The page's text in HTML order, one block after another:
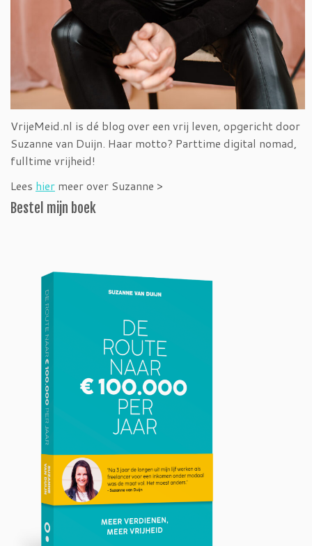
VrijeMeid.nl is dé blog over een vrij leven, opgericht door
Suzanne van Duijn. Haar motto? Parttime digital nomad,
fulltime vrijheid!
Lees hier meer over Suzanne >
Bestel mijn boek